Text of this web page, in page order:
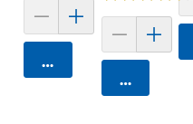
카트에 담기
카트에 담기